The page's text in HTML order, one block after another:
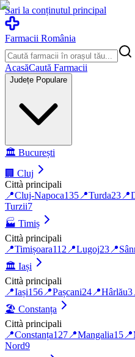
Sari la conținutul principal
Farmacii România
AcasăCaută Farmacii
Județe Populare
🏛️ București
🏢 Cluj
Città principali
📍Cluj-Napoca135 📍Turda23 📍
Turzii7
🏭 Timiș
Città principali
📍Timișoara112 📍Lugoj23 📍
🏛️ Iași
Città principali
📍Iași156 📍Pașcani24 📍Hârlău3
🏖️ Constanța
Città principali
📍Constanța127 📍Mangalia15 📍
Nord9